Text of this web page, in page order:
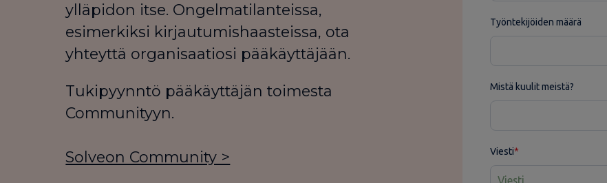
ylläpidon itse. Ongelmatilanteissa,
esimerkiksi kirjautumishaasteissa, ota
yhteyttä organisaatiosi pääkäyttäjään.
Tukipyynntö pääkäyttäjän toimesta
Communityyn.
Solveon Community >
Työntekijöiden määrä
Mistä kuulit meistä?
Viesti*